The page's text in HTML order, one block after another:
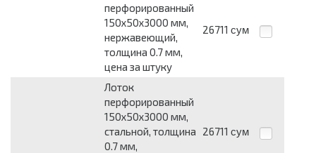
перфорированный
150х50х3000 мм,
нержавеющий,
толщина 0.7 мм,
цена за штуку
26711 сум
Лоток
перфорированный
150х50х3000 мм,
стальной, толщина
0.7 мм,
26711 сум